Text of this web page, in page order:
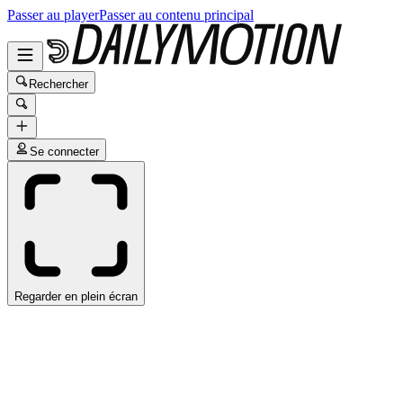
Passer au playerPasser au contenu principal
Rechercher
Se connecter
Regarder en plein écran